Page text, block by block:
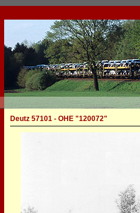
Deutz 57101 - OHE "120072"